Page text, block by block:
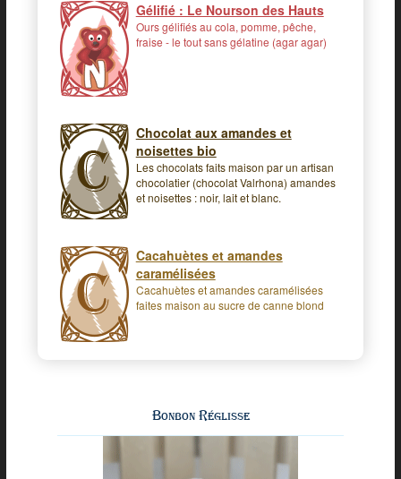
Gélifié : Le Nourson des Hauts
Ours gélifiés au cola, pomme, pêche,
fraise - le tout sans gélatine (agar agar)
Chocolat aux amandes et
noisettes bio
Les chocolats faits maison par un artisan
chocolatier (chocolat Valrhona) amandes
et noisettes : noir, lait et blanc.
Cacahuètes et amandes
caramélisées
Cacahuètes et amandes caramélisées
faites maison au sucre de canne blond
Bonbon Réglisse